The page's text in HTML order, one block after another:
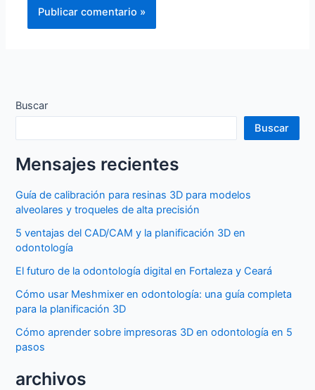
Buscar
Buscar
Mensajes recientes
Guía de calibración para resinas 3D para modelos
alveolares y troqueles de alta precisión
5 ventajas del CAD/CAM y la planificación 3D en
odontología
El futuro de la odontología digital en Fortaleza y Ceará
Cómo usar Meshmixer en odontología: una guía completa
para la planificación 3D
Cómo aprender sobre impresoras 3D en odontología en 5
pasos
archivos